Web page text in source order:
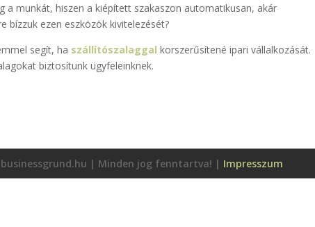
a munkát, hiszen a kiépített szakaszon automatikusan, akár
bízzuk ezen eszközök kivitelezését?
segít, ha szállítószalaggal korszerűsítené ipari vállalkozását.
biztosítunk ügyfeleinknek.
| Minden jog fenntartva! | Impresszum